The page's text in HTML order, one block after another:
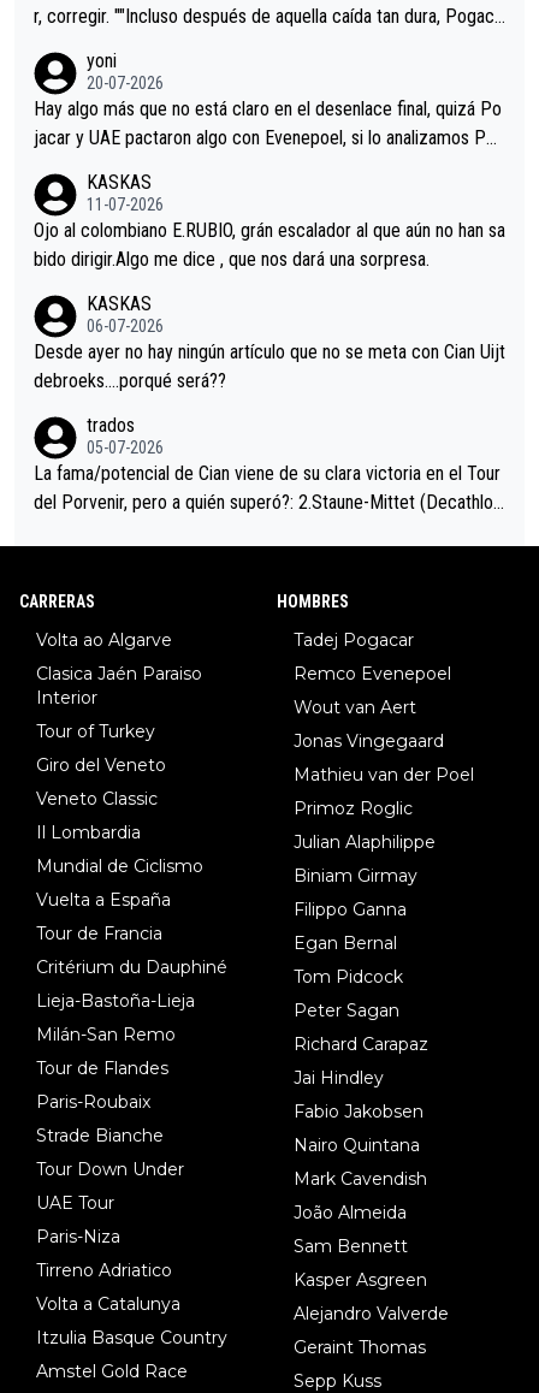
r, corregir. ""Incluso después de aquella caída tan dura, Pogaca
permaneció pegado a su rueda. Parecía increíble la forma en l
a que era capaz de controlar el miedo", recordó."
yoni
20-07-2026
Hay algo más que no está claro en el desenlace final, quizá Po
jacar y UAE pactaron algo con Evenepoel, si lo analizamos Poj
i sin pedalear, luego está el saludo con Evenepoel dándose la
mano de una manera muy fraternal, más allá de los típicos toqu
es en el hombro con que saludaba a Vingegard. Ahí hubo una in
eta, a ver si por querer poner a Del Toro con calzador en posi
ción de podio UAE y Pojacar se van complicar el tour.
KASKAS
11-07-2026
Ojo al colombiano E.RUBIO, grán escalador al que aún no han sa
bido dirigir.Algo me dice , que nos dará una sorpresa.
KASKAS
06-07-2026
Desde ayer no hay ningún artículo que no se meta con Cian Uijt
debroeks….porqué será??
trados
05-07-2026
La fama/potencial de Cian viene de su clara victoria en el Tour
del Porvenir, pero a quién superó?: 2.Staune-Mittet (Decathlon,
8.Lenny Martinez (Bahrein), 9. Van Belle (Visma), 10. Vacek (Li
CARRERAS
Volta ao Algarve
Clasica Jaén Paraiso
Interior
Tour of Turkey
Giro del Veneto
Veneto Classic
Il Lombardia
Mundial de Ciclismo
Vuelta a España
Tour de Francia
Critérium du Dauphiné
Lieja-Bastoña-Lieja
Milán-San Remo
Tour de Flandes
Paris-Roubaix
Strade Bianche
Tour Down Under
UAE Tour
Paris-Niza
Tirreno Adriatico
Volta a Catalunya
Itzulia Basque Country
Amstel Gold Race
HOMBRES
Tadej Pogacar
Remco Evenepoel
Wout van Aert
Jonas Vingegaard
Mathieu van der Poel
Primoz Roglic
Julian Alaphilippe
Biniam Girmay
Filippo Ganna
Egan Bernal
Tom Pidcock
Peter Sagan
Richard Carapaz
Jai Hindley
Fabio Jakobsen
Nairo Quintana
Mark Cavendish
João Almeida
Sam Bennett
Kasper Asgreen
Alejandro Valverde
Geraint Thomas
Sepp Kuss